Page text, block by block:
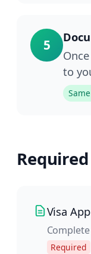
5
to
Visa
Required